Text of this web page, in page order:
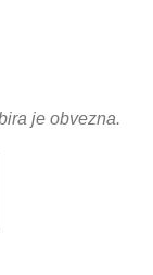
je obvezna.